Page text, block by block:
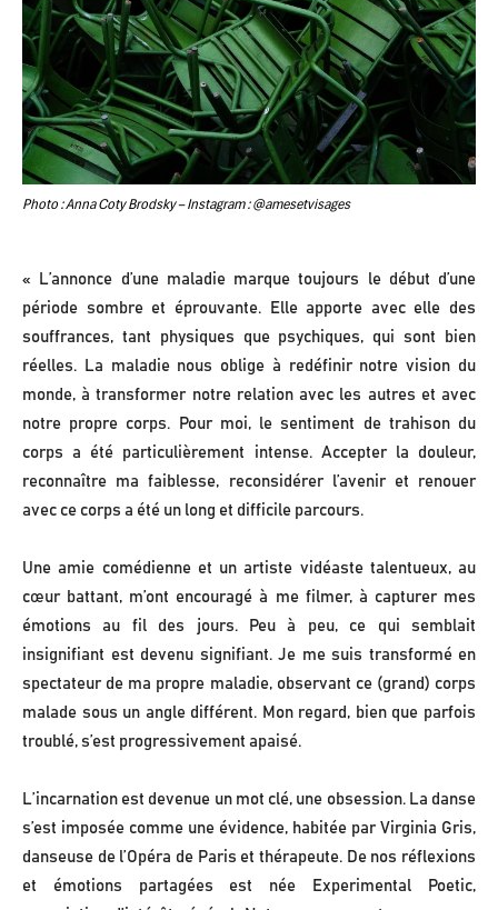
Photo : Anna Coty Brodsky – Instagram :@amesetvisages
« L’annonce d’une maladie marque toujours le début d’une
période sombre et éprouvante. Elle apporte avec elle des
souffrances, tant physiques que psychiques, qui sont bien
réelles. La maladie nous oblige à redéfinir notre vision du
monde, à transformer notre relation avec les autres et avec
notre propre corps. Pour moi, le sentiment de trahison du
corps a été particulièrement intense. Accepter la douleur,
reconnaître ma faiblesse, reconsidérer l’avenir et renouer
avec ce corps a été un long et difficile parcours.
Une amie comédienne et un artiste vidéaste talentueux, au
cœur battant, m’ont encouragé à me filmer, à capturer mes
émotions au fil des jours. Peu à peu, ce qui semblait
insignifiant est devenu signifiant. Je me suis transformé en
spectateur de ma propre maladie, observant ce (grand) corps
malade sous un angle différent. Mon regard, bien que parfois
troublé, s’est progressivement apaisé.
L’incarnation est devenue un mot clé, une obsession. La danse
s’est imposée comme une évidence, habitée par Virginia Gris,
danseuse de l’Opéra de Paris et thérapeute. De nos réflexions
et émotions partagées est née Experimental Poetic,